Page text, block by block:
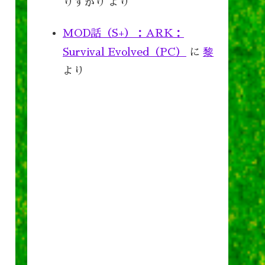
りすがり
より
MOD話（S+）：ARK：
Survival Evolved（PC）
に 黎
より